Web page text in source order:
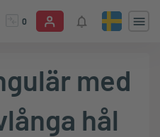
0
med
hål